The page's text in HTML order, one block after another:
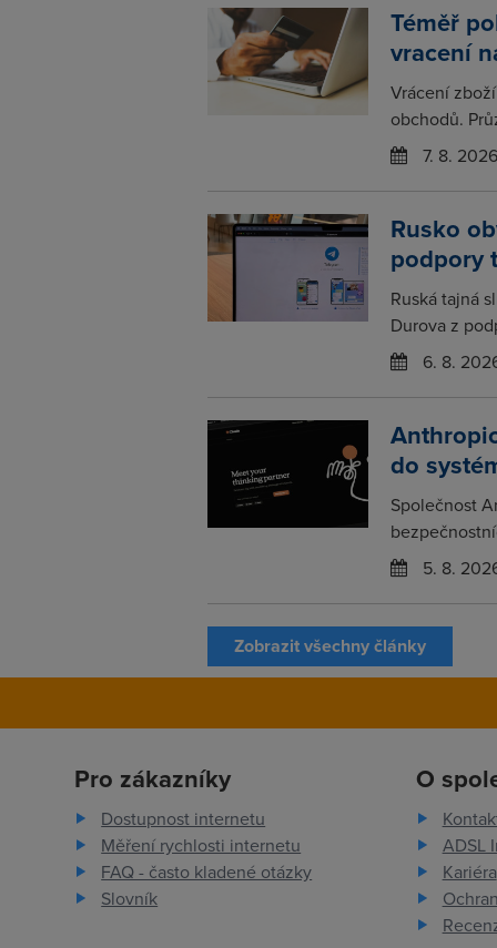
Téměř
vracení
Vrácení
obchodů.
7. 8. 2026
Rusko
podpory
Ruská tajná
Durova z
6. 8.
do
Společnost
5. 8.
Zobrazit všechny články
Pro zákazníky
Dostupnost internetu
Měření rychlosti internetu
FAQ - často kladené otázky
Slovník
O
ADSL
Kariéra